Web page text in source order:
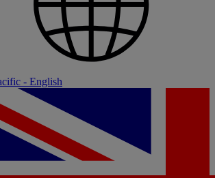
- English